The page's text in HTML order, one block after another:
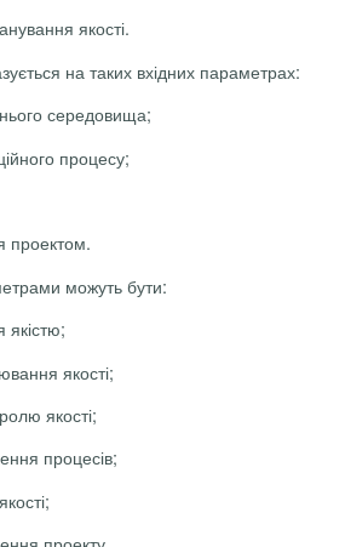
якості.
на таких вхідних параметрах:
середовища;
процесу;
проектом.
можуть бути:
якістю;
якості;
якості;
процесів;